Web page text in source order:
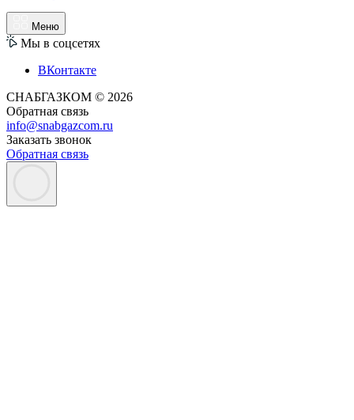
Меню
Мы в соцсетях
ВКонтакте
СНАБГАЗКОМ © 2026
Обратная связь
info@snabgazcom.ru
Заказать звонок
Обратная связь